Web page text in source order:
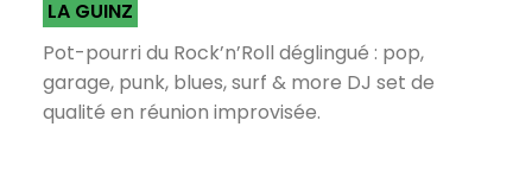
LA GUINZ
Pot-pourri du Rock’n’Roll déglingué : pop,
garage, punk, blues, surf & more DJ set de
qualité en réunion improvisée.